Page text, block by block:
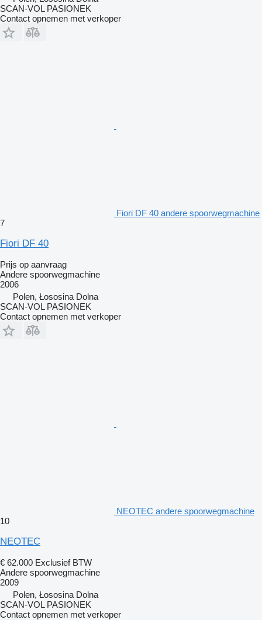
SCAN-VOL PASIONEK
Contact opnemen met verkoper
Fiori DF 40 andere spoorwegmachine
7
Fiori DF 40
Prijs op aanvraag
Andere spoorwegmachine
2006
Polen, Łososina Dolna
SCAN-VOL PASIONEK
Contact opnemen met verkoper
NEOTEC andere spoorwegmachine
10
NEOTEC
€ 62.000 Exclusief BTW
Andere spoorwegmachine
2009
Polen, Łososina Dolna
SCAN-VOL PASIONEK
Contact opnemen met verkoper